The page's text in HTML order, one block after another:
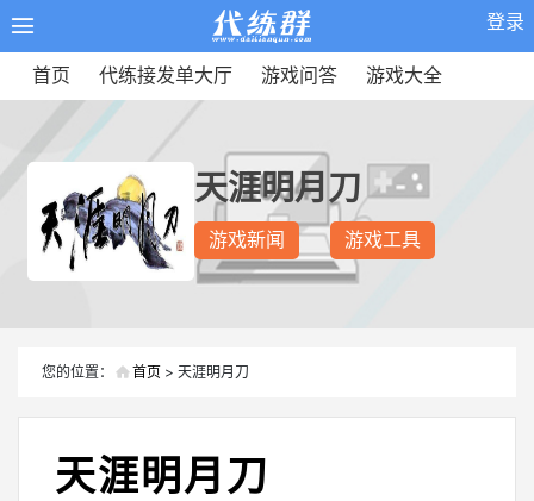
登录
首页 代练接发单大厅 游戏问答 游戏大全
天涯明月刀
游戏新闻 游戏工具
您的位置： 首页 > 天涯明月刀
天涯明月刀